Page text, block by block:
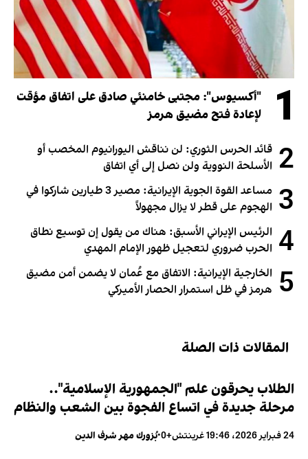
1
"أكسيوس": مجتبى خامنئي صادق على اتفاق مؤقت
لإعادة فتح مضيق هرمز
2 قائد الحرس الثوري: لن نناقش اليورانيوم المخصب أو
الأسلحة النووية ولن نصل إلى أي اتفاق
3
مساعد القوة الجوية الإيرانية: مصير 3 طيارين شاركوا في
الهجوم على قطر لا يزال مجهولاً
4 الرئيس الإيراني الأسبق: هناك من يقول إن توسيع نطاق
الحرب ضروري لتعجيل ظهور الإمام المهدي
5 الخارجية الإيرانية: الاتفاق مع عُمان لا يضمن أمن مضيق
هرمز في ظل استمرار الحصار الأميركي
المقالات ذات الصلة
الطلاب يحرقون علم "الجمهورية الإسلامية"..
مرحلة جديدة في اتساع الفجوة بين الشعب والنظام
24 فبراير 2026، 19:46 غرينتش+0 •بُزورك مهر شرف الدين